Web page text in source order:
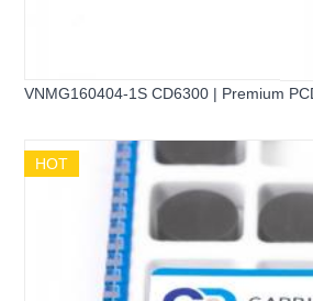
VNMG160404-1S CD6300 | Premium
HOT